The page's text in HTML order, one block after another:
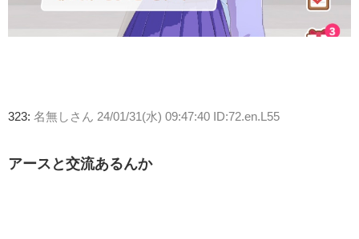
323: 名無しさん 24/01/31(水) 09:47:40 ID:72.en.L55
アースと交流あるんか